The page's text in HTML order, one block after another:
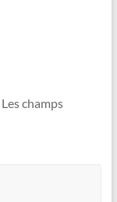
Les champs